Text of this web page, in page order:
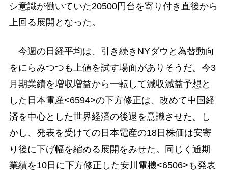
シ意識が働いていた20500円台を寄り付き直後から
上回る展開となった。
今週の日経平均は、引き続きNYダウと為替動向
をにらみつつも上値を試す場面がありそうだ。今3
月期業績を増収増益から一転して減収減益予想と
した日本電産<6594>の下方修正は、改めて中国経
済を中心とした世界経済の後退を意識させた。し
かし、発表を受けての日本電産の18日株価は安寄
り後に下げ幅を縮める展開をみせた。同じく通期
業績を10日に下方修正した安川電機<6506>も発表